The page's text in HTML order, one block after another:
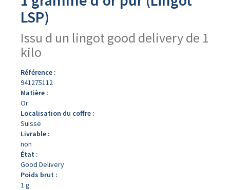
LSP)
Issu d un lingot good delivery de 1
kilo
Référence :
941275112
Matière :
Or
Localisation du coffre :
Suisse
Livrable :
non
État :
Good Delivery
Poids brut :
1 g